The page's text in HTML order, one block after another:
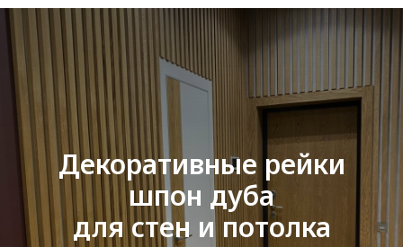
Декоративные рейки
шпон дуба
для стен и потолка